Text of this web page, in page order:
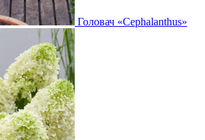
Головач «Cephalanthus»